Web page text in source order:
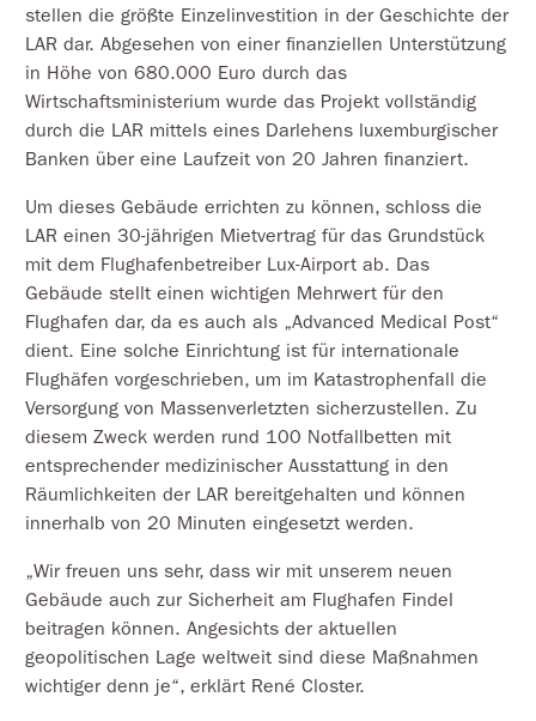
stellen die größte Einzelinvestition in der Geschichte der
LAR dar. Abgesehen von einer finanziellen Unterstützung
in Höhe von 680.000 Euro durch das
Wirtschaftsministerium wurde das Projekt vollständig
durch die LAR mittels eines Darlehens luxemburgischer
Banken über eine Laufzeit von 20 Jahren finanziert.
Um dieses Gebäude errichten zu können, schloss die
LAR einen 30-jährigen Mietvertrag für das Grundstück
mit dem Flughafenbetreiber Lux-Airport ab. Das
Gebäude stellt einen wichtigen Mehrwert für den
Flughafen dar, da es auch als „Advanced Medical Post“
dient. Eine solche Einrichtung ist für internationale
Flughäfen vorgeschrieben, um im Katastrophenfall die
Versorgung von Massenverletzten sicherzustellen. Zu
diesem Zweck werden rund 100 Notfallbetten mit
entsprechender medizinischer Ausstattung in den
Räumlichkeiten der LAR bereitgehalten und können
innerhalb von 20 Minuten eingesetzt werden.
„Wir freuen uns sehr, dass wir mit unserem neuen
Gebäude auch zur Sicherheit am Flughafen Findel
beitragen können. Angesichts der aktuellen
geopolitischen Lage weltweit sind diese Maßnahmen
wichtiger denn je“, erklärt René Closter.